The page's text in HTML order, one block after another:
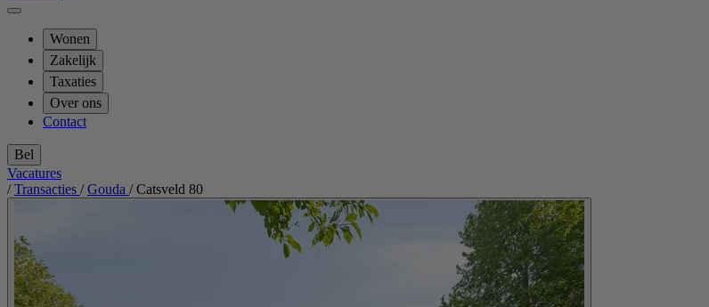
Wonen
Zakelijk
Taxaties
Over ons
Contact
Bel
Vacatures
/ Transacties / Gouda / Catsveld 80